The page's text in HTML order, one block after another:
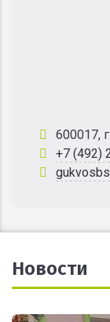
600017,
+7 (492)
Новости